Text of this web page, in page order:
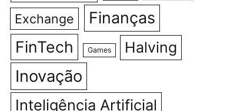
Exchange Finanças
FinTech Games Halving
Inovação
Inteligência Artificial